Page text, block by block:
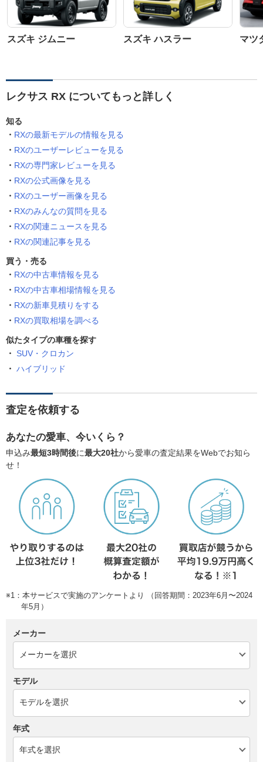
スズキ ジムニー スズキ ハスラー マツ
レクサス RX についてもっと詳しく
知る
RXの最新モデルの情報を見る
RXのユーザーレビューを見る
RXの専門家レビューを見る
RXの公式画像を見る
RXのユーザー画像を見る
RXのみんなの質問を見る
RXの関連ニュースを見る
RXの関連記事を見る
買う・売る
RXの中古車情報を見る
RXの中古車相場情報を見る
RXの新車見積りをする
RXの買取相場を調べる
似たタイプの車種を探す
SUV・クロカン
ハイブリッド
査定を依頼する
あなたの愛車、今いくら？
申込み最短3時間後に最大20社から愛車の査定結果をWebでお知ら
せ！
※1：本サービスで実施のアンケートより （回答期間：2023年6月〜2024
年5月）
メーカー
モデル
年式